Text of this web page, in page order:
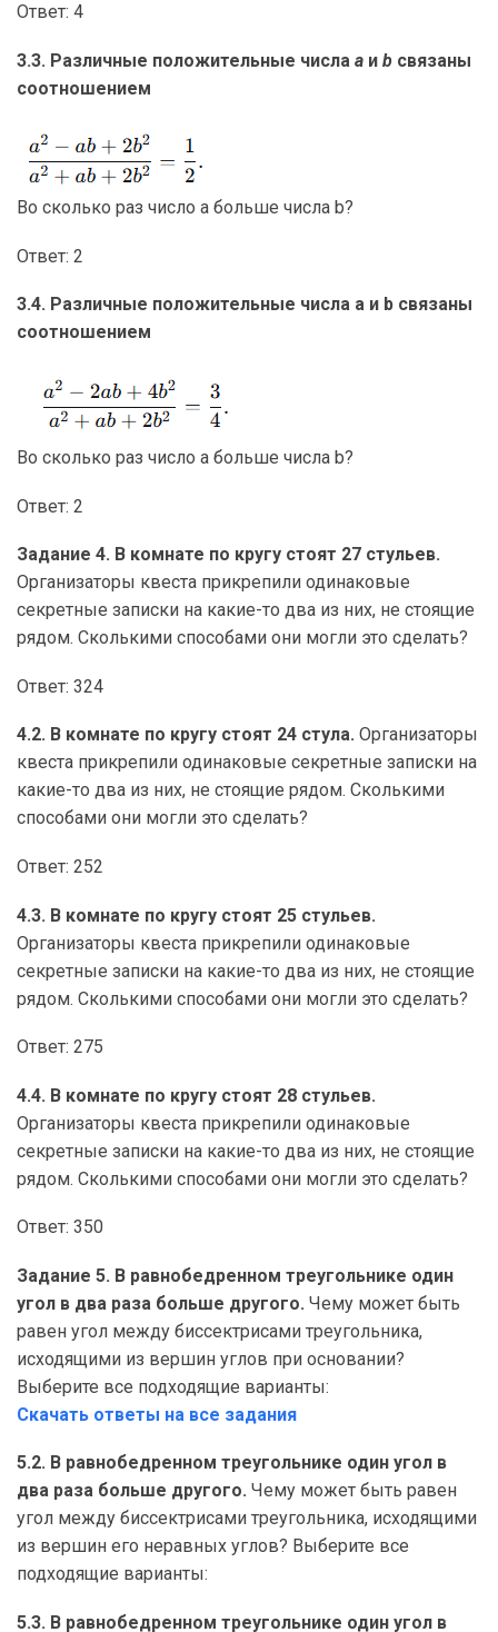
Ответ: 4
3.3. Различные положительные числа a и b связаны
соотношением
Во сколько раз число a больше числа b?
Ответ: 2
3.4. Различные положительные числа a и b связаны
соотношением
Во сколько раз число a больше числа b?
Ответ: 2
Задание 4. В комнате по кругу стоят 27 стульев.
Организаторы квеста прикрепили одинаковые
секретные записки на какие-то два из них, не стоящие
рядом. Сколькими способами они могли это сделать?
Ответ: 324
4.2. В комнате по кругу стоят 24 стула. Организаторы
квеста прикрепили одинаковые секретные записки на
какие-то два из них, не стоящие рядом. Сколькими
способами они могли это сделать?
Ответ: 252
4.3. В комнате по кругу стоят 25 стульев.
Организаторы квеста прикрепили одинаковые
секретные записки на какие-то два из них, не стоящие
рядом. Сколькими способами они могли это сделать?
Ответ: 275
4.4. В комнате по кругу стоят 28 стульев.
Организаторы квеста прикрепили одинаковые
секретные записки на какие-то два из них, не стоящие
рядом. Сколькими способами они могли это сделать?
Ответ: 350
Задание 5. В равнобедренном треугольнике один
угол в два раза больше другого. Чему может быть
равен угол между биссектрисами треугольника,
исходящими из вершин углов при основании?
Выберите все подходящие варианты:
Скачать ответы на все задания
5.2. В равнобедренном треугольнике один угол в
два раза больше другого. Чему может быть равен
угол между биссектрисами треугольника, исходящими
из вершин его неравных углов? Выберите все
подходящие варианты:
5.3. В равнобедренном треугольнике один угол в